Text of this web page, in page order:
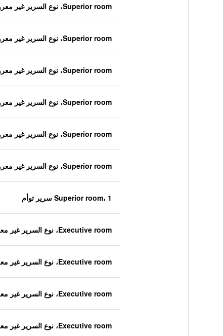
Superior room، نوع السرير غير معروف
Superior room، نوع السرير غير معروف
Superior room، نوع السرير غير معروف
Superior room، نوع السرير غير معروف
Superior room، نوع السرير غير معروف
Superior room، نوع السرير غير معروف
Superior room، 1 سرير توأم
Executive room، نوع السرير غير معروف
Executive room، نوع السرير غير معروف
Executive room، نوع السرير غير معروف
Executive room، نوع السرير غير معروف